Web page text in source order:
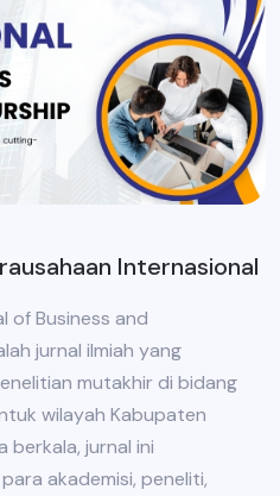
Internasional
of Business and
jurnal ilmiah yang
mutakhir di bidang
wilayah Kabupaten
berkala, jurnal ini
akademisi, peneliti,